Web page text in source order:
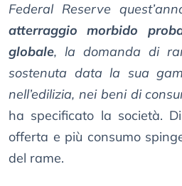
Federal Reserve
atterraggio morbido
globale, la domanda di
sostenuta data la sua
nell’edilizia, nei beni di
ha specificato la società.
offerta e più consumo
del rame.